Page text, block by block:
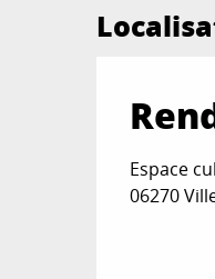
Espace
06270